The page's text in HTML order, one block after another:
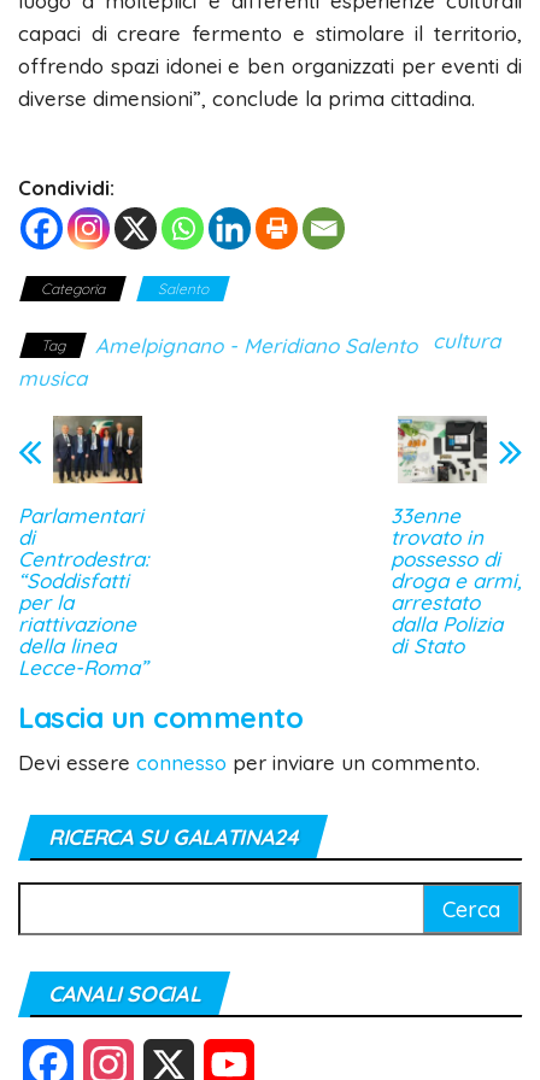
capaci di creare fermento e stimolare il territorio,
offrendo spazi idonei e ben organizzati per eventi di
diverse dimensioni”, conclude la prima cittadina.
Condividi:
Categoria Salento
Tag Amelpignano - Meridiano Salento
cultura
musica
Parlamentari
di
Centrodestra:
“Soddisfatti
per la
riattivazione
della linea
Lecce-Roma”
33enne
trovato in
possesso di
droga e armi,
arrestato
dalla Polizia
di Stato
Lascia un commento
Devi essere connesso per inviare un commento.
RICERCA SU GALATINA24
per:
CANALI SOCIAL